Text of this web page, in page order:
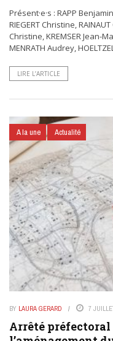
Présent·e·s : RAPP
RIEGERT Christine,
Christine, KREMSER Jean-
MENRATH Audrey,
LIRE L’ARTICLE
A la une Actualité
BY LAURA GERARD 7
Arrêté